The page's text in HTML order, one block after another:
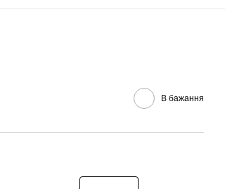
В бажання